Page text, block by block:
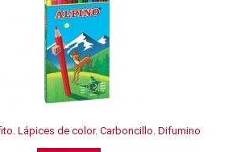
Lápices de color. Carboncillo. Difumino